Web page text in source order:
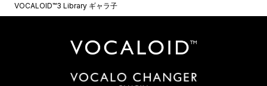
VOCALOID™3 Library ギャラ子